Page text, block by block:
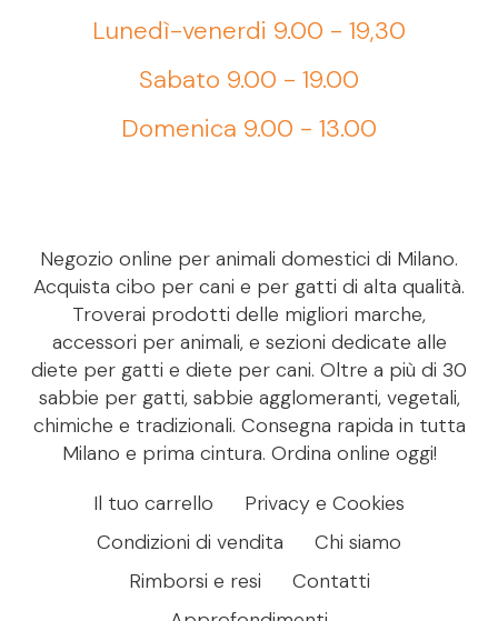
Lunedì-venerdi 9.00 - 19,30
Sabato 9.00 - 19.00
Domenica 9.00 - 13.00
Negozio online per animali domestici di Milano.
Acquista cibo per cani e per gatti di alta qualità.
Troverai prodotti delle migliori marche,
accessori per animali, e sezioni dedicate alle
diete per gatti e diete per cani. Oltre a più di 30
sabbie per gatti, sabbie agglomeranti, vegetali,
chimiche e tradizionali. Consegna rapida in tutta
Milano e prima cintura. Ordina online oggi!
Il tuo carrello
Privacy e Cookies
Condizioni di vendita
Chi siamo
Rimborsi e resi
Contatti